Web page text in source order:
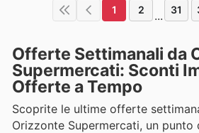
1 2 ... 31
Offerte Settimanali da
Supermercati: Sconti
Offerte a Tempo
Scoprite le ultime offerte
Orizzonte Supermercati, un